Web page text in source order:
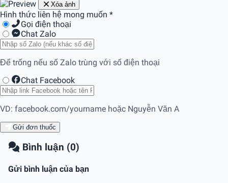
Xóa ảnh
Hình thức liên hệ mong muốn *
Gọi điện thoại
Chat Zalo
Để trống nếu số Zalo trùng với số điện thoại
Chat Facebook
VD: facebook.com/yourname hoặc Nguyễn Văn A
Gửi đơn thuốc
Bình luận (0)
Gửi bình luận của bạn